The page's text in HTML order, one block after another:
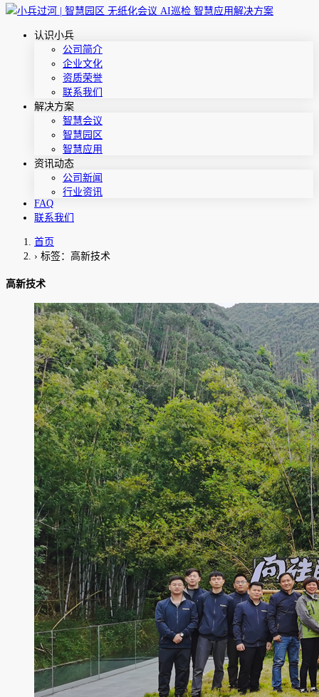
认识小兵
公司简介
企业文化
资质荣誉
联系我们
解决方案
智慧会议
智慧园区
智慧应用
资讯动态
公司新闻
行业资讯
FAQ
联系我们
首页
› 标签：高新技术
高新技术